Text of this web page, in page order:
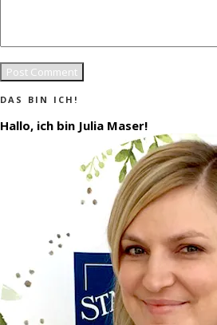
DAS BIN ICH!
Hallo, ich bin Julia Maser!